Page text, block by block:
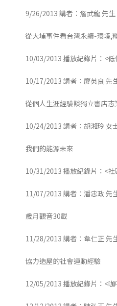
9/26/2013 講者：詹武龍 先生
從大埔事件看台灣永續-環境,
10/03/2013 播放紀錄片：<低
10/17/2013 講者：廖英良 先
從個人生涯經驗談獨立書店志
10/24/2013 講者：胡湘玲 女
我們的能源未來
10/31/2013 播放紀錄片：<
11/07/2013 講者：潘忠政 先
歲月觀音30載
11/28/2013 講者：韋仁正 先
協力造屋的社會運動經驗
12/05/2013 播放紀錄片：<咖